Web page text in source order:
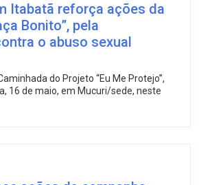
Itabatã reforça ações da
Bonito”, pela
o abuso sexual
do Projeto “Eu Me Protejo”,
16 de maio, em Mucuri/sede, neste